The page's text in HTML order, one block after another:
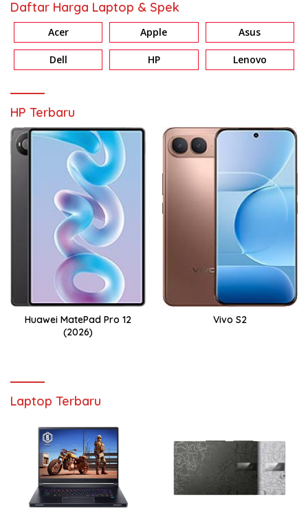
Daftar Harga Laptop & Spek
Acer Apple Asus
Dell HP Lenovo
HP Terbaru
Huawei MatePad Pro 12
(2026)
Vivo S2
Laptop Terbaru